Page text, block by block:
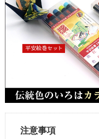
注意事項